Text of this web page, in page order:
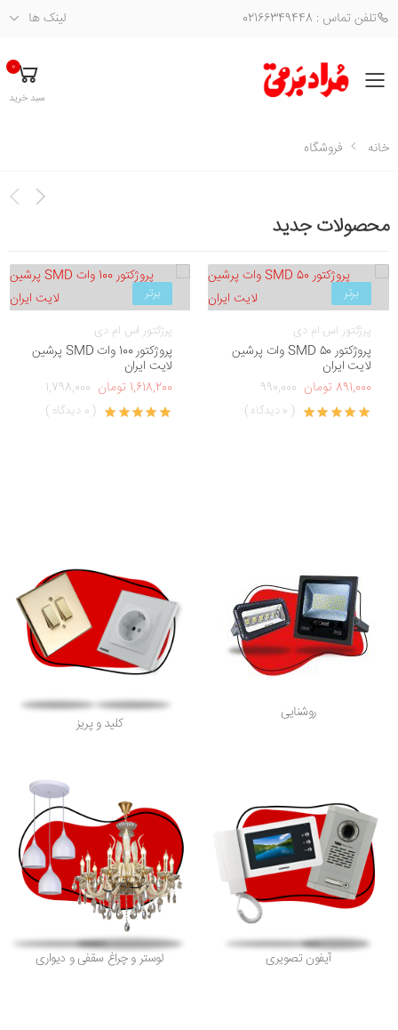
تلفن تماس : 02166349448 لینک ها
فهرست
0
سبد خرید
خانه فروشگاه
محصولات جدید
برتر
پرژکتور اس ام دی
پروژکتور SMD 50 وات پرشین
لایت ایران
891,000 تومان
990,000
( 0 دیدگاه )
برتر
پرژکتور اس ام دی
پروژکتور 100 وات SMD پرشین
لایت ایران
1,618,200 تومان
1,798,000
( 0 دیدگاه )
روشنایی
کلید و پریز
آیفون تصویری لوستر و چراغ سقفی و دیواری